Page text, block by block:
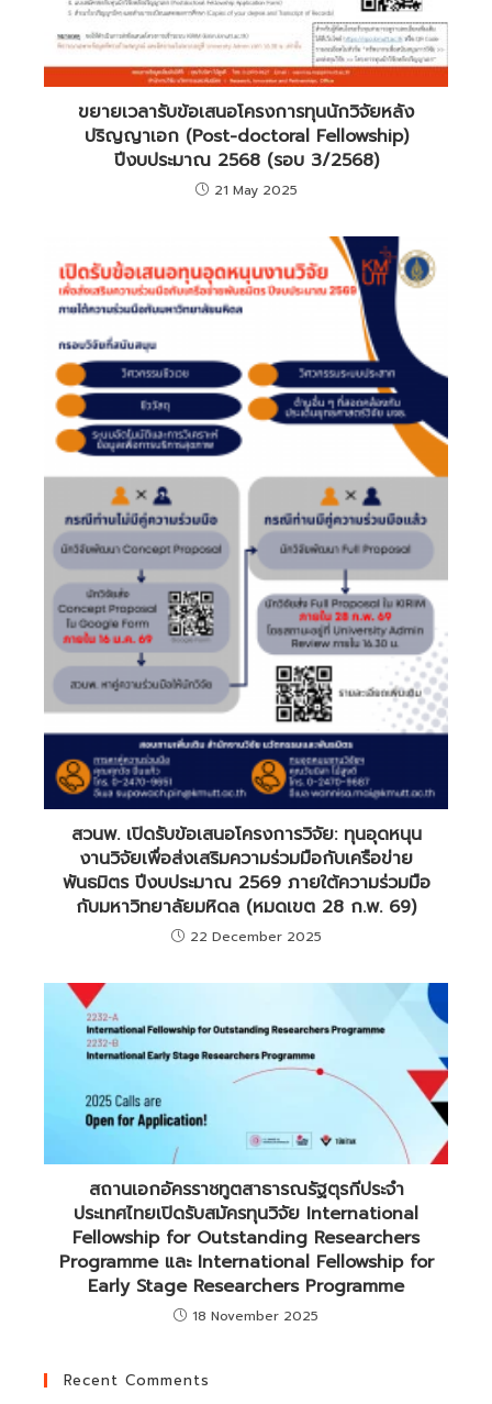
ขยายเวลารับข้อเสนอโครงการทุนนักวิจัยหลัง
ปริญญาเอก (Post-doctoral Fellowship)
ปีงบประมาณ 2568 (รอบ 3/2568)
21 May 2025
สวนพ. เปิดรับข้อเสนอโครงการวิจัย: ทุนอุดหนุน
งานวิจัยเพื่อส่งเสริมความร่วมมือกับเครือข่าย
พันธมิตร ปีงบประมาณ 2569 ภายใต้ความร่วมมือ
กับมหาวิทยาลัยมหิดล (หมดเขต 28 ก.พ. 69)
22 December 2025
สถานเอกอัครราชทูตสาธารณรัฐตุรกีประจำ
ประเทศไทยเปิดรับสมัครทุนวิจัย International
Fellowship for Outstanding Researchers
Programme และ International Fellowship for
Early Stage Researchers Programme
18 November 2025
Recent Comments